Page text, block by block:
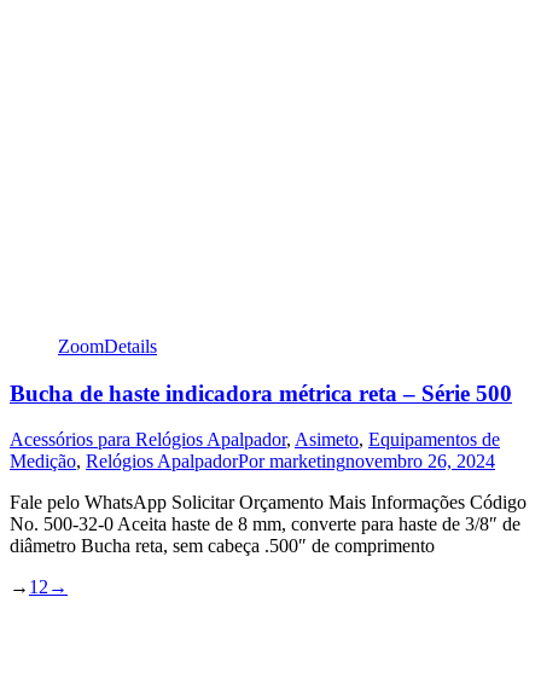
ZoomDetails
Bucha de haste indicadora métrica reta – Série 500
Acessórios para Relógios Apalpador, Asimeto, Equipamentos de
Medição, Relógios ApalpadorPormarketingnovembro 26, 2024
Fale pelo WhatsApp Solicitar Orçamento Mais Informações Código
No. 500-32-0 Aceita haste de 8 mm, converte para haste de 3/8″ de
diâmetro Bucha reta, sem cabeça .500″ de comprimento
→ 1 2 →